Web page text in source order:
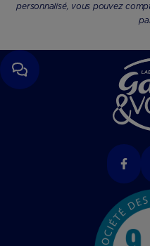
personnalisé, vous pouvez